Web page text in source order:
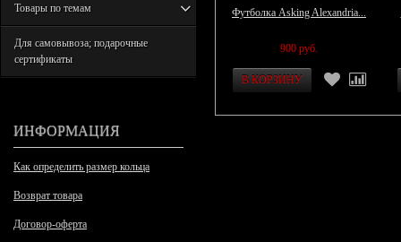
Товары по темам
Для самовывоза; подарочные
сертификаты
ИНФОРМАЦИЯ
Как определить размер кольца
Возврат товара
Договор-оферта
Футболка Asking Alexandria...
900 руб.